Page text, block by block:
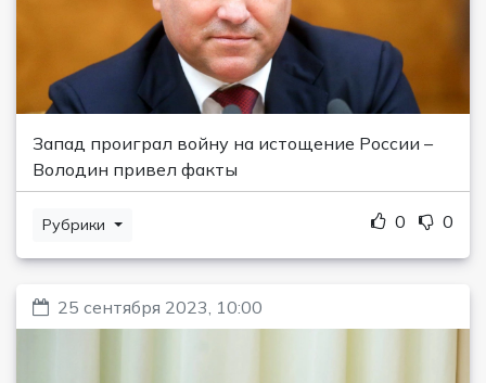
Запад проиграл войну на истощение России –
Володин привел факты
Рубрики 0 0
25 сентября 2023, 10:00